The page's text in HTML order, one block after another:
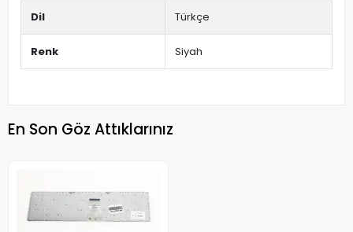
Dil Türkçe
Renk Siyah
En Son Göz Attıklarınız